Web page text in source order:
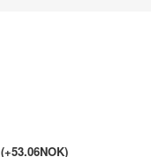
(+53.06NOK)